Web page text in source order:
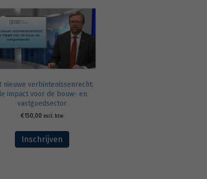
nieuwe verbintenissenrecht:
impact voor de bouw- en
vastgoedsector
€150,00 excl. btw
Inschrijven